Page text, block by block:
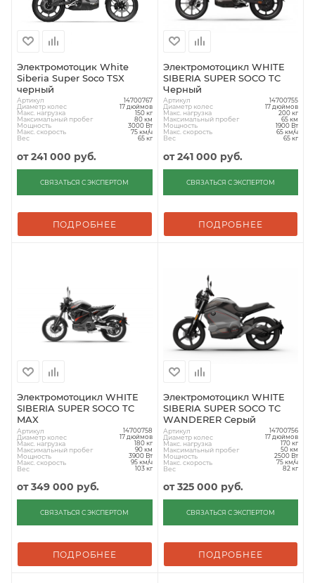
Электромотоцик White
Siberia Super Soco TSX
черный
Артикул 14700767
Диаметр колес 17 дюймов
Макс. нагрузка 150 кг
Максимальный пробег 80 км
Мощность 3000 Вт
Макс. скорость 75 км/ч
Вес 65 кг
от241 000 руб.
СВЯЗАТЬСЯ С ЭКСПЕРТОМ
ПОДРОБНЕЕ
Электромотоцикл WHITE
SIBERIA SUPER SOCO TC
Черный
Артикул 14700755
Диаметр колес 17 дюймов
Макс. нагрузка 200 кг
Максимальный пробег 65 км
Мощность 1900 Вт
Макс. скорость 65 км/ч
Вес 65 кг
от241 000 руб.
СВЯЗАТЬСЯ С ЭКСПЕРТОМ
ПОДРОБНЕЕ
Электромотоцикл WHITE
SIBERIA SUPER SOCO TC
MAX
Артикул 14700758
Диаметр колес 17 дюймов
Макс. нагрузка 180 кг
Максимальный пробег 90 км
Мощность 3900 Вт
Макс. скорость 95 км/ч
Вес 103 кг
от349 000 руб.
СВЯЗАТЬСЯ С ЭКСПЕРТОМ
ПОДРОБНЕЕ
Электромотоцикл WHITE
SIBERIA SUPER SOCO TC
WANDERER Серый
Артикул 14700756
Диаметр колес 17 дюймов
Макс. нагрузка 170 кг
Максимальный пробег 50 км
Мощность 2500 Вт
Макс. скорость 75 км/ч
Вес 82 кг
от325 000 руб.
СВЯЗАТЬСЯ С ЭКСПЕРТОМ
ПОДРОБНЕЕ